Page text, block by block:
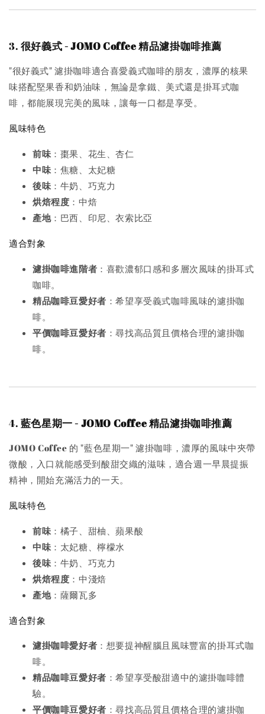
3. 很好義式 - JOMO Coffee 精品濾掛咖啡推薦
"很好義式" 濾掛咖啡適合喜愛義式咖啡的朋友，濃厚的核果
味搭配堅果香和奶油味，無論是拿鐵、美式還是掛耳式咖
啡，都能展現完美的風味，讓每一口都是享受。
風味特色
前味 ：棗果、花生、杏仁
中味 ：焦糖、太妃糖
後味 ：牛奶、巧克力
烘焙程度 ：中焙
產地：巴西、印尼、衣索比亞
適合對象
濾掛咖啡進階者 ：喜歡濃郁口感和多層次風味的掛耳式
咖啡。
精品咖啡豆愛好者 ：希望享受義式咖啡風味的濾掛咖
啡。
平價咖啡豆愛好者 ：尋找高品質且價格合理的濾掛咖
啡。
4. 藍色星期一 - JOMO Coffee 精品濾掛咖啡推薦
JOMO Coffee 的 "藍色星期一" 濾掛咖啡，濃厚的風味中夾帶
微酸，入口就能感受到酸甜交織的滋味，適合週一早晨提振
精神，開始充滿活力的一天。
風味特色
前味 ：橘子、甜柚、蘋果酸
中味 ：太妃糖、檸檬水
後味 ：牛奶、巧克力
烘焙程度 ：中淺焙
產地：薩爾瓦多
適合對象
濾掛咖啡愛好者 ：想要提神醒腦且風味豐富的掛耳式咖
啡。
精品咖啡豆愛好者 ：希望享受酸甜適中的濾掛咖啡體
驗。
平價咖啡豆愛好者 ：尋找高品質且價格合理的濾掛咖